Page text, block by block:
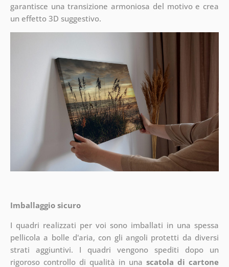
garantisce una transizione armoniosa del motivo e crea
un effetto 3D suggestivo.
Imballaggio sicuro
I quadri realizzati per voi sono imballati in una spessa
pellicola a bolle d'aria, con gli angoli protetti da diversi
strati aggiuntivi. I quadri vengono spediti dopo un
rigoroso controllo di qualità in unascatola di cartone